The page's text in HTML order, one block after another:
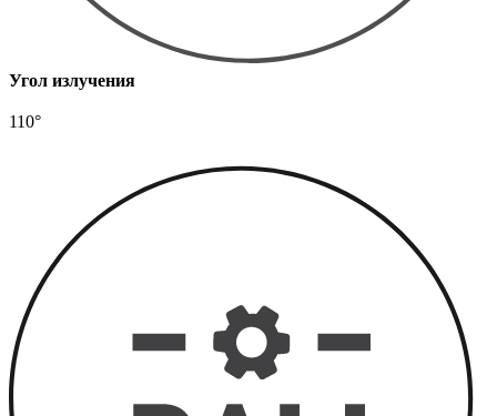
Угол излучения
110°